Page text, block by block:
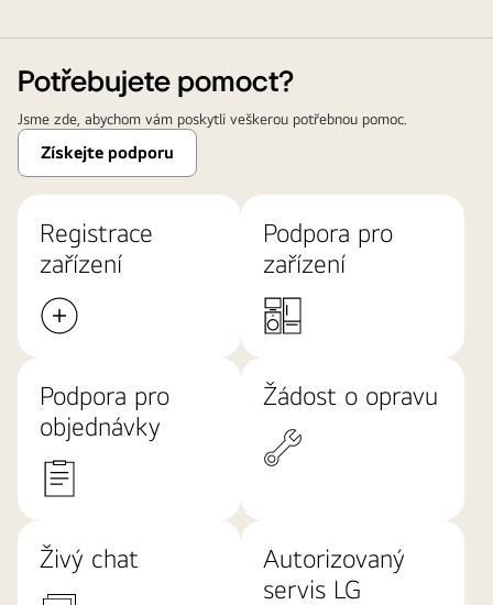
Potřebujete pomoct?
Jsme zde, abychom vám poskytli veškerou potřebnou pomoc.
Získejte podporu
Registrace
zařízení
Podpora pro
zařízení
Podpora pro
objednávky
Žádost o opravu
Živý chat
Autorizovaný
servis LG